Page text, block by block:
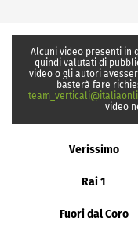
Alcuni video presenti in
quindi valutati di
video o gli autori
basterà fare
video
Verissimo
Rai 1
Fuori dal Coro